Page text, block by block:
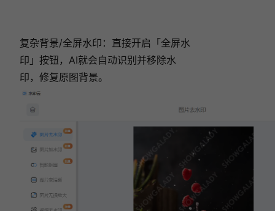
复杂背景/全屏水印：直接开启「全屏水
印」按钮，AI就会自动识别并移除水
印，修复原图背景。